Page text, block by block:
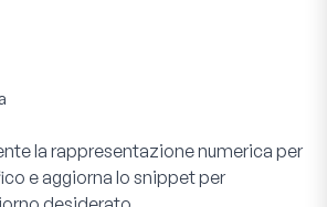
la rappresentazione numerica per
e aggiorna lo snippet per